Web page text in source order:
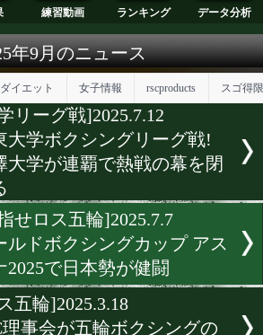
結果 練習動画 ランキング
年9月のニュース
ダイエット 女子情報
学リーグ戦]2025.7.12
東大学ボクシングリーグ
澤大学が連覇で熱戦の幕
る
指せロス五輪]2025.7.7